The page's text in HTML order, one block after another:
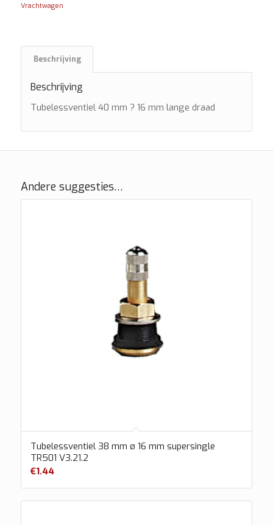
Vrachtwagen
Beschrijving
Beschrijving
Tubelessventiel 40 mm ? 16 mm lange draad
Andere suggesties…
Tubelessventiel 38 mm ø 16 mm supersingle
TR501 V3.21.2
€1.44